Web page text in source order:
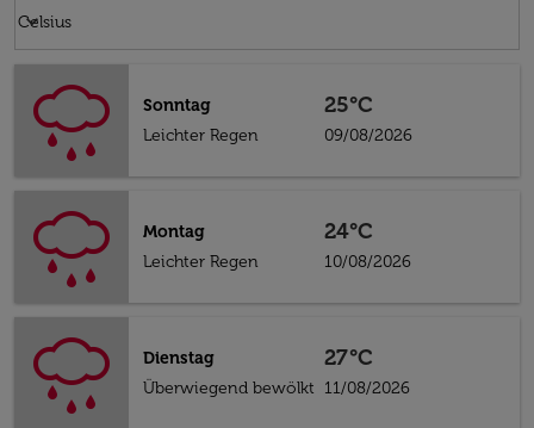
Celsius
keyboard_arrow_down
Sonntag
Leichter Regen
25°C
09/08/2026
Montag
Leichter Regen
24°C
10/08/2026
Dienstag
Überwiegend bewölkt
27°C
11/08/2026